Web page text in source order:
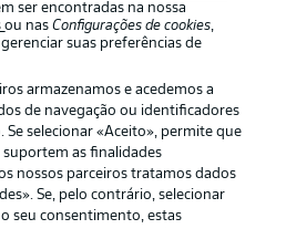
Avisos legais
ser encontradas na nossa
ou nasConfigurações de cookies,
suas preferências de
armazenamos e acedemos a
de navegação ou identificadores
Se selecionar «Aceito», permite que
as finalidades
nossos parceiros tratamos dados
Se, pelo contrário, selecionar
seu consentimento, estas